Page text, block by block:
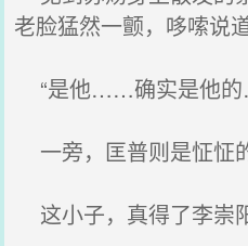
老脸猛然一颤，哆嗦说道
“是他……确实是他
一旁，匡普则是怔怔
这小子，真得了李崇